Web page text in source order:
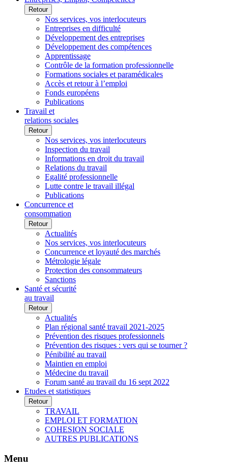
Retour
Nos services, vos interlocuteurs
Entreprises en difficulté
Développement des entreprises
Développement des compétences
Apprentissage
Contrôle de la formation professionnelle
Formations sociales et paramédicales
Accès et retour à l’emploi
Fonds européens
Publications
Travail et
relations sociales
Retour
Nos services, vos interlocuteurs
Inspection du travail
Informations en droit du travail
Relations du travail
Egalité professionnelle
Lutte contre le travail illégal
Publications
Concurrence et
consommation
Retour
Actualités
Nos services, vos interlocuteurs
Concurrence et loyauté des marchés
Métrologie légale
Protection des consommateurs
Sanctions
Santé et sécurité
au travail
Retour
Actualités
Plan régional santé travail 2021-2025
Prévention des risques professionnels
Prévention des risques : vers qui se tourner ?
Pénibilité au travail
Maintien en emploi
Médecine du travail
Forum santé au travail du 16 sept 2022
Etudes et statistiques
Retour
TRAVAIL
EMPLOI ET FORMATION
COHESION SOCIALE
AUTRES PUBLICATIONS
Menu